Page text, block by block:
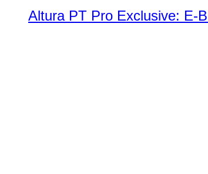
Altura PT Pro Exclusive: E-